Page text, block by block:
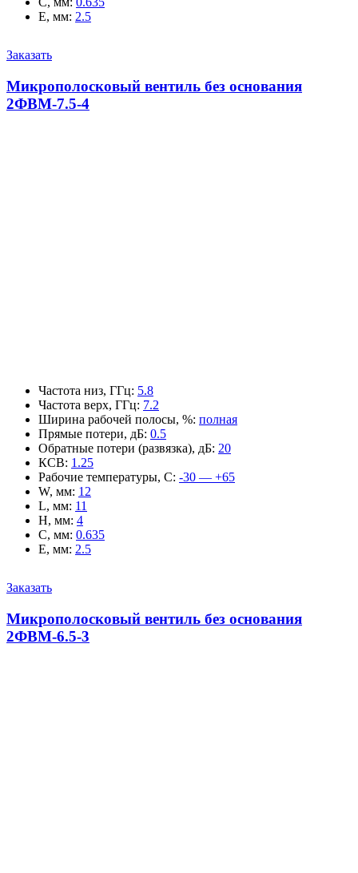
E, мм: 2.5
Заказать
Микрополосковый вентиль без основания
2ФВМ-7.5-4
Частота низ, ГГц: 5.8
Частота верх, ГГц: 7.2
Ширина рабочей полосы, %: полная
Прямые потери, дБ: 0.5
Обратные потери (развязка), дБ: 20
КСВ: 1.25
Рабочие температуры, С: -30 — +65
W, мм: 12
L, мм: 11
H, мм: 4
C, мм: 0.635
E, мм: 2.5
Заказать
Микрополосковый вентиль без основания
2ФВМ-6.5-3